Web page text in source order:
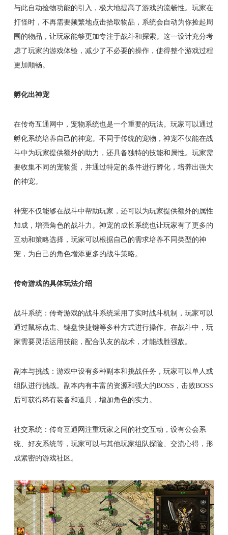
与此自动捡物功能的引入，极大地提高了游戏的流畅性。玩家在
打怪时，不再需要频繁地点击拾取物品，系统会自动为你捡起周
围的物品，让玩家能够更加专注于战斗和探索。这一设计充分考
虑了玩家的游戏体验，减少了不必要的操作，使得整个游戏过程
更加顺畅。
孵化出神宠
在传奇互通网中，宠物系统也是一个重要的玩法。玩家可以通过
孵化系统培养自己的神宠。不同于传统的宠物，神宠不仅能在战
斗中为玩家提供额外的助力，还具备独特的技能和属性。玩家需
要收集不同的宠物蛋，并通过特定的条件进行孵化，培养出强大
的神宠。
神宠不仅能够在战斗中帮助玩家，还可以为玩家提供额外的属性
加成，增强角色的战斗力。神宠的成长系统也让玩家有了更多的
互动和策略选择，玩家可以根据自己的需求培养不同类型的神
宠，为自己的角色增添更多的战斗策略。
传奇游戏的具体玩法介绍
战斗系统：传奇游戏的战斗系统采用了实时战斗机制，玩家可以
通过鼠标点击、键盘快捷键等多种方式进行操作。在战斗中，玩
家需要灵活运用技能，配合队友的战术，才能战胜强敌。
副本与挑战：游戏中设有多种副本和挑战任务，玩家可以单人或
组队进行挑战。副本内有丰富的资源和强大的BOSS，击败BOSS
后可获得稀有装备和道具，增加角色的实力。
社交系统：传奇互通网注重玩家之间的社交互动，设有公会系
统、好友系统等，玩家可以与其他玩家组队探险、交流心得，形
成紧密的游戏社区。